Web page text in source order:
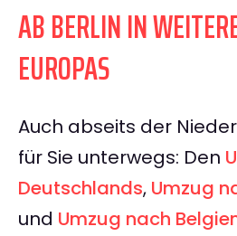
AB BERLIN IN
EUROPAS
Auch abseits der
für Sie unterwegs: Den
Deutschlands, Umzug
und Umzug nach